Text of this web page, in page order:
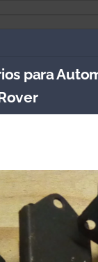
para